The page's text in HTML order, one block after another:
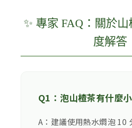
✨ 專家 FAQ：關於
度解答
Q1：泡山楂茶有什麼
A：建議使用熱水燜泡 10